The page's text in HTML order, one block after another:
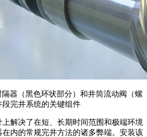
隔器（黑色环状部分）和井筒流动阀（螺
完井系统的关键组件
解决了在短、长期时间范围和极端环境
内的常规完井方法的诸多弊端。安装该